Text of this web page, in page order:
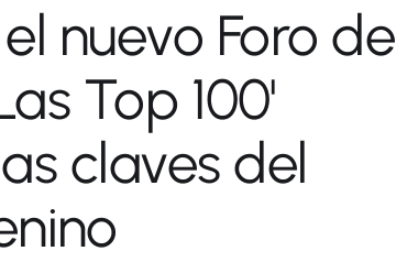
nuevo Foro de
Top 100'
claves del